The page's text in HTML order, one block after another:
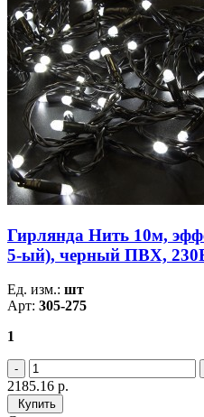
Гирлянда Нить 10м,
5-ый), черный ПВХ,
Ед. изм.: шт
Арт: 305-275
1
2185.16 р.
Купить